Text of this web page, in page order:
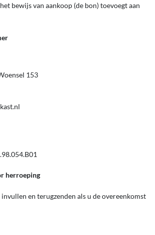
bewijs van aankoop (de bon) toevoegt aan
153
herroeping
en terugzenden als u de overeenkomst